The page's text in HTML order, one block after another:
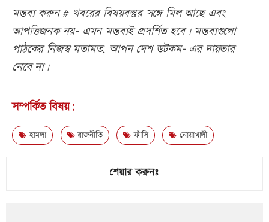
মন্তব্য করুন # খবরের বিষয়বস্তুর সঙ্গে মিল আছে এবং
আপত্তিজনক নয়- এমন মন্তব্যই প্রদর্শিত হবে। মন্তব্যগুলো
পাঠকের নিজস্ব মতামত, আপন দেশ ডটকম- এর দায়ভার
নেবে না।
সম্পর্কিত বিষয়:
হামলা রাজনীতি ফাঁসি নোয়াখালী
শেয়ার করুনঃ